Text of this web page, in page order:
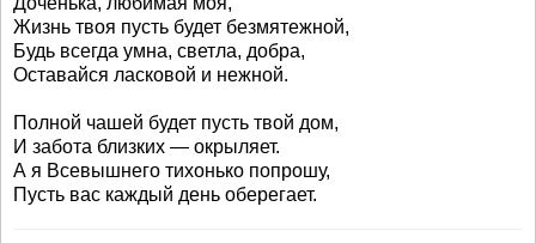
Жизнь твоя пусть будет безмятежной,
Будь всегда умна, светла, добра,
Оставайся ласковой и нежной.
Полной чашей будет пусть твой дом,
И забота близких — окрыляет.
А я Всевышнего тихонько попрошу,
Пусть вас каждый день оберегает.